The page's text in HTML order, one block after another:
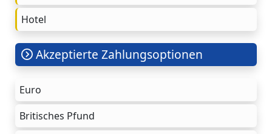
Hotel
Akzeptierte Zahlungsoptionen
Euro
Britisches Pfund